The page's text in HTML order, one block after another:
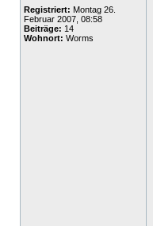
Registriert: Montag 26.
Februar 2007, 08:58
Beiträge: 14
Wohnort: Worms